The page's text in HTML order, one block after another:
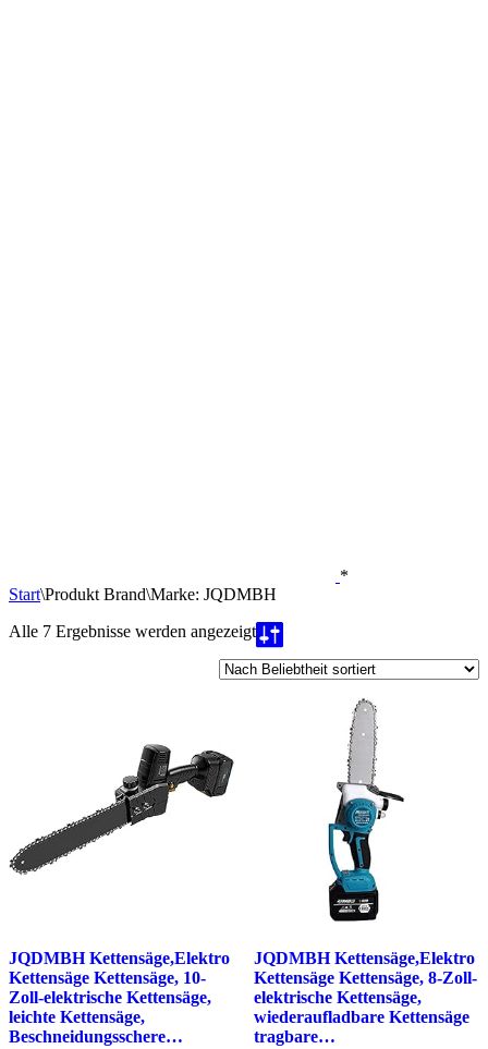
*
Start\Produkt Brand\Marke: JQDMBH
Alle 7 Ergebnisse werden angezeigtNach
Beliebtheit
sortiert
JQDMBH Kettensäge,Elektro
Kettensäge Kettensäge, 10-
Zoll-elektrische Kettensäge,
leichte Kettensäge,
Beschneidungsschere…
JQDMBH Kettensäge,Elektro
Kettensäge Kettensäge, 8-Zoll-
elektrische Kettensäge,
wiederaufladbare Kettensäge
tragbare…